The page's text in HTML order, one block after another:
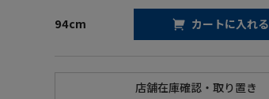
94cm カートに入れる